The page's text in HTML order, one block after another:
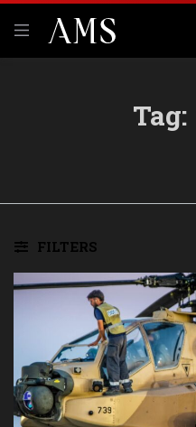
Tag:
FILTERS